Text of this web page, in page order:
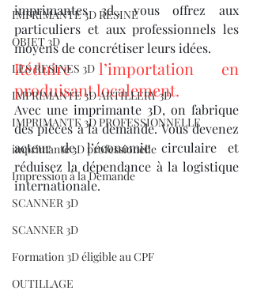
IMPRIMANTE 3D RESINE
OBJET 3D
LES RESINES 3D
IMPRIMANTE 3D ARTILLERY 3D
IMPRIMANTE 3D PROFESSIONNELLE
imprimante 3D professionelle
Impression à la Demande
SCANNER 3D
SCANNER 3D
Formation 3D éligible au CPF
OUTILLAGE
imprimantes 3d., vous offrez aux
particuliers et aux professionnels les
moyens de concrétiser leurs idées.
Réduire l’importation en
produisant localement.
Avec une imprimante 3D, on fabrique
des pièces à la demande. Vous devenez
acteur de l’économie circulaire et
réduisez la dépendance à la logistique
internationale.